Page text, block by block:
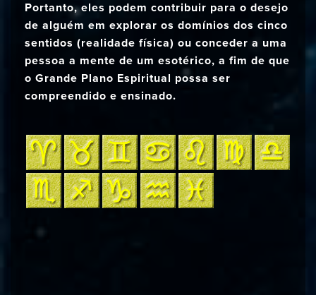
Portanto, eles podem contribuir para o desejo
de alguém em explorar os domínios dos cinco
sentidos (realidade física) ou conceder a uma
pessoa a mente de um esotérico, a fim de que
o Grande Plano Espiritual possa ser
compreendido e ensinado.